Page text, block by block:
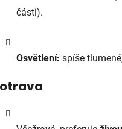
části).
Osvětlení: spíše